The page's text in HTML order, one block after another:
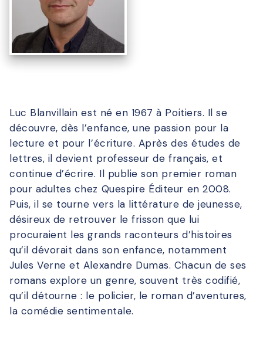
Luc Blanvillain est né en 1967 à Poitiers. Il se
découvre, dès l’enfance, une passion pour la
lecture et pour l’écriture. Après des études de
lettres, il devient professeur de français, et
continue d’écrire. Il publie son premier roman
pour adultes chez Quespire Éditeur en 2008.
Puis, il se tourne vers la littérature de jeunesse,
désireux de retrouver le frisson que lui
procuraient les grands raconteurs d’histoires
qu’il dévorait dans son enfance, notamment
Jules Verne et Alexandre Dumas. Chacun de ses
romans explore un genre, souvent très codifié,
qu’il détourne : le policier, le roman d’aventures,
la comédie sentimentale.